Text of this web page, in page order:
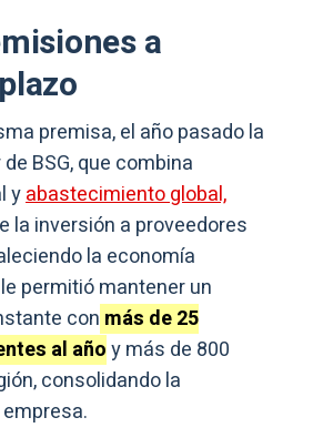
a
premisa, el año pasado la
BSG, que combina
yabastecimiento global,
la inversión a proveedores
la economía
permitió mantener un
con más de 25
al añoy más de 800
consolidando la